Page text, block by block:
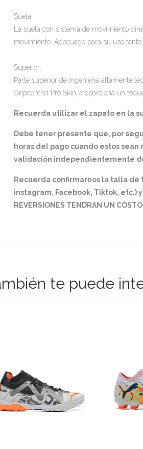
Suela:
La suela con sistema de movimiento
movimiento. Adecuado para su uso
Superior:
Parte superior de ingeniería altamente
Gripcontrol Pro Skin proporciona un
Recuerda utilizar el zapato en la
Debe tener presente que, por
horas del pago cuando estos
validación independientemente
Recuerda confirmarnos la talla
instagram, Facebook, Tiktok, etc.)
REVERSIONES TENDRAN UN
te puede